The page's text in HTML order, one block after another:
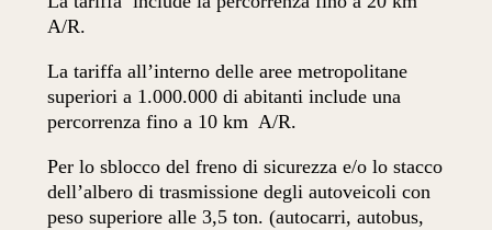
A/R.
La tariffa all’interno delle aree metropolitane
superiori a 1.000.000 di abitanti include una
percorrenza fino a 10 km A/R.
Per lo sblocco del freno di sicurezza e/o lo stacco
dell’albero di trasmissione degli autoveicoli con
peso superiore alle 3,5 ton. (autocarri, autobus,